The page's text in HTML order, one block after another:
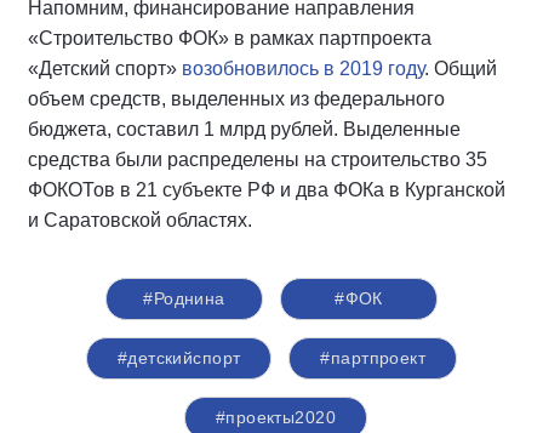
Напомним, финансирование направления
«Строительство ФОК» в рамках партпроекта
«Детский спорт» возобновилось в 2019 году. Общий
объем средств, выделенных из федерального
бюджета, составил 1 млрд рублей. Выделенные
средства были распределены на строительство 35
ФОКОТов в 21 субъекте РФ и два ФОКа в Курганской
и Саратовской областях.
#Роднина #ФОК
#детскийспорт #партпроект
#проекты2020